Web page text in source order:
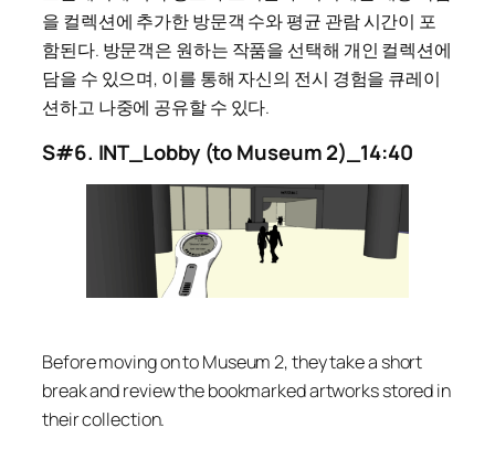
을 컬렉션에 추가한 방문객 수와 평균 관람 시간이 포
함된다. 방문객은 원하는 작품을 선택해 개인 컬렉션에
담을 수 있으며, 이를 통해 자신의 전시 경험을 큐레이
션하고 나중에 공유할 수 있다.
S#6. INT_Lobby (to Museum 2)_14:40
Before moving on to Museum 2, they take a short
break and review the bookmarked artworks stored in
their collection.